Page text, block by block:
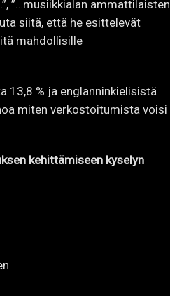
”…musiikkialan ammattilaisten
siitä, että he esittelevät
mahdollisille
13,8 % ja englanninkielisistä
miten verkostoitumista voisi
kehittämiseen kyselyn